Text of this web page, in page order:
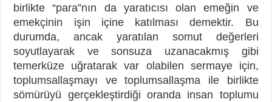
birlikte “para”nın da yaratıcısı olan emeğin ve
emekçinin işin içine katılması demektir. Bu
durumda, ancak yaratılan somut değerleri
soyutlayarak ve sonsuza uzanacakmış gibi
temerküze uğratarak var olabilen sermaye için,
toplumsallaşmayı ve toplumsallaşma ile birlikte
sömürüyü gerçekleştirdiği oranda insan toplumu